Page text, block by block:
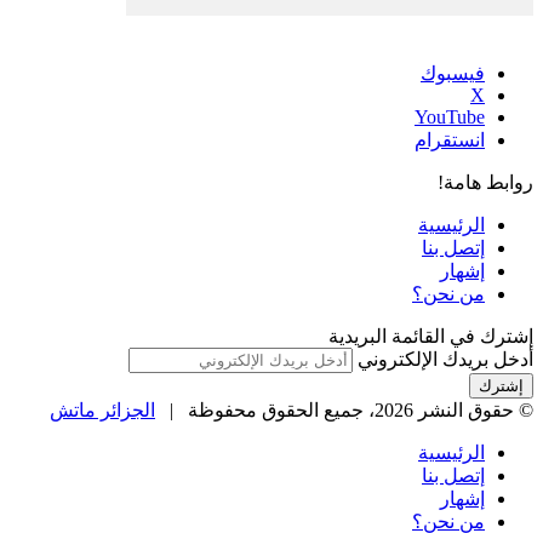
فيسبوك
‫X
‫YouTube
انستقرام
روابط هامة!
الرئيسية
إتصل بنا
إشهار
من نحن؟
إشترك في القائمة البريدية
أدخل بريدك الإلكتروني
© حقوق النشر 2026، جميع الحقوق محفوظة | الجزائر ماتش
الرئيسية
إتصل بنا
إشهار
من نحن؟